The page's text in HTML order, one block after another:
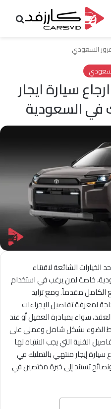
السعودي
سيارة ايجار
في السعودية
الخيارات الشائعة لاقتناء
خاصة لمن يرغب في استخدام
مقدماً. ومع تزايد
لمعرفة تفاصيل الإجراءات
سواء بمبادرة العميل أو عند
الضوء بشكل شامل وعملي على
الفنية التي يجب الانتباه لها
إيجار منتهي بالتمليك في
تستند إلى خبرة مختصين في